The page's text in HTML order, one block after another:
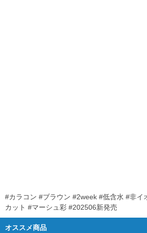
#カラコン #ブラウン #2week #低含水 #非イ
カット #マーシュ彩 #202506新発売
オススメ商品